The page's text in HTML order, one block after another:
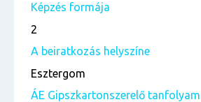
Képzés formája
2
A beiratkozás helyszíne
Esztergom
ÁE Gipszkartonszerelő